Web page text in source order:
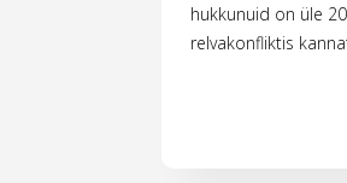
hukkunuid on üle
relvakonfliktis